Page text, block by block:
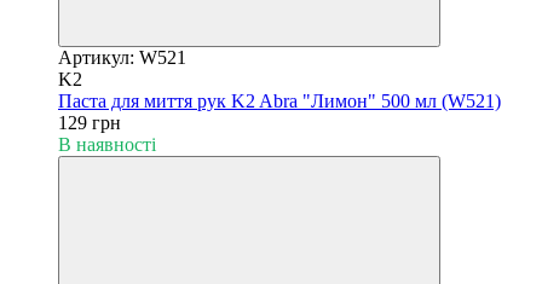
Артикул: W521
K2
Паста для миття рук K2 Abra "Лимон" 500 мл (W521)
129 грн
В наявності